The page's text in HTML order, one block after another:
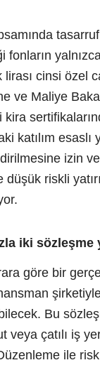
yalnızca
lirası cinsi özel
ve Maliye
kira
katılım esaslı
izin
riskli
iki sözleşme
göre bir
Bu
veya çatılı iş
ile risk